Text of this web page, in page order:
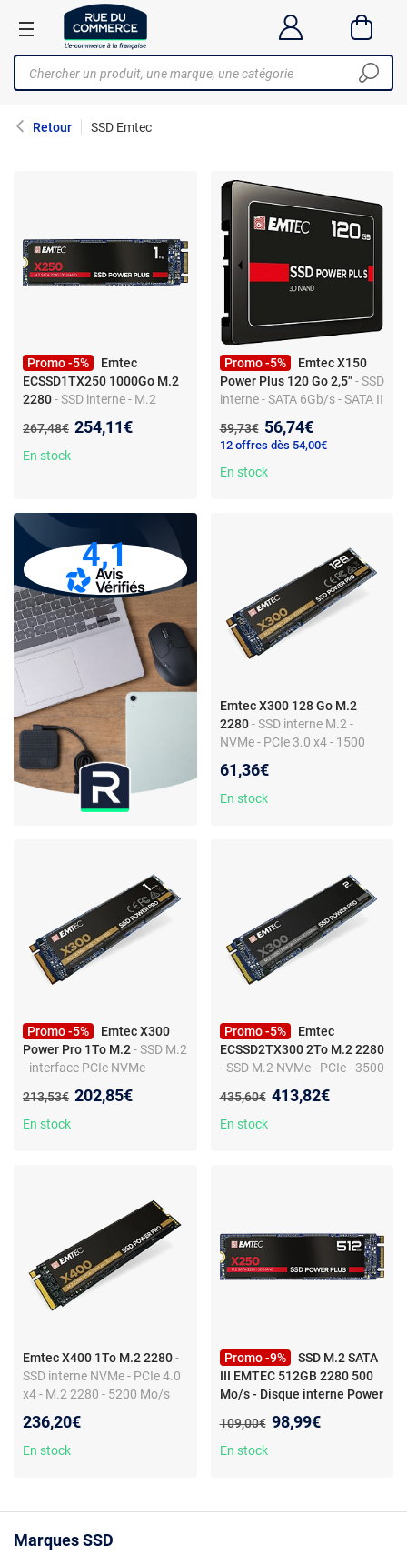
Retour SSD Emtec
Promo -5%
Emtec
ECSSD1TX250 1000Go M.2
2280- SSD interne - M.2
lecture - 500 Mo/s écriture -
TRIM
Ancien prix :
267,48€ Nouveau prix :
254,11€
En stock
Promo -5%
Emtec X150
Power Plus 120 Go 2,5" - SSD
interne - SATA 6Gb/s - SATA II
Mo/s écriture - TRIM
Ancien prix :
59,73€ Nouveau prix :
56,74€
12 offres dès 54,00€
En stock
4,1
Emtec X300 128 Go M.2
2280 - SSD interne M.2 -
NVMe - PCIe 3.0 x4 - 1500
écriture
61,36€
En stock
Promo -5%
Emtec X300
Power Pro 1To M.2- SSD M.2
- interface PCIe NVMe -
2000 Mo/s
Ancien prix :
213,53€ Nouveau prix :
202,85€
En stock
Promo -5%
Emtec
ECSSD2TX300 2To M.2 2280
- SSD M.2 NVMe - PCIe - 3500
écriture - TRIM
Ancien prix :
435,60€ Nouveau prix :
413,82€
En stock
Emtec X400 1To M.2 2280-
SSD interne NVMe - PCIe 4.0
x4 - M.2 2280 - 5200 Mo/s
TRIM
236,20€
En stock
Promo -9%
SSD M.2 SATA
III EMTEC 512GB 2280 500
Mo/s - Disque interne Power
Ancien prix :
109,00€ Nouveau prix :
98,99€
En stock
Marques SSD